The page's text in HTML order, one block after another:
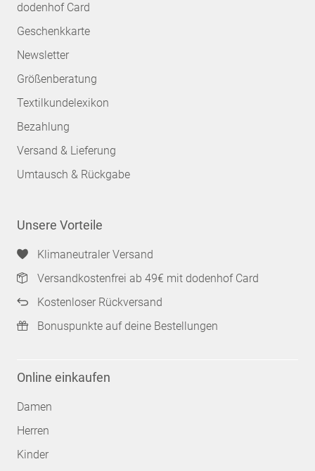
dodenhof Card
Geschenkkarte
Newsletter
Größenberatung
Textilkundelexikon
Bezahlung
Versand & Lieferung
Umtausch & Rückgabe
Unsere Vorteile
Klimaneutraler Versand
Versandkostenfrei ab 49€ mit dodenhof Card
Kostenloser Rückversand
Bonuspunkte auf deine Bestellungen
Online einkaufen
Damen
Herren
Kinder